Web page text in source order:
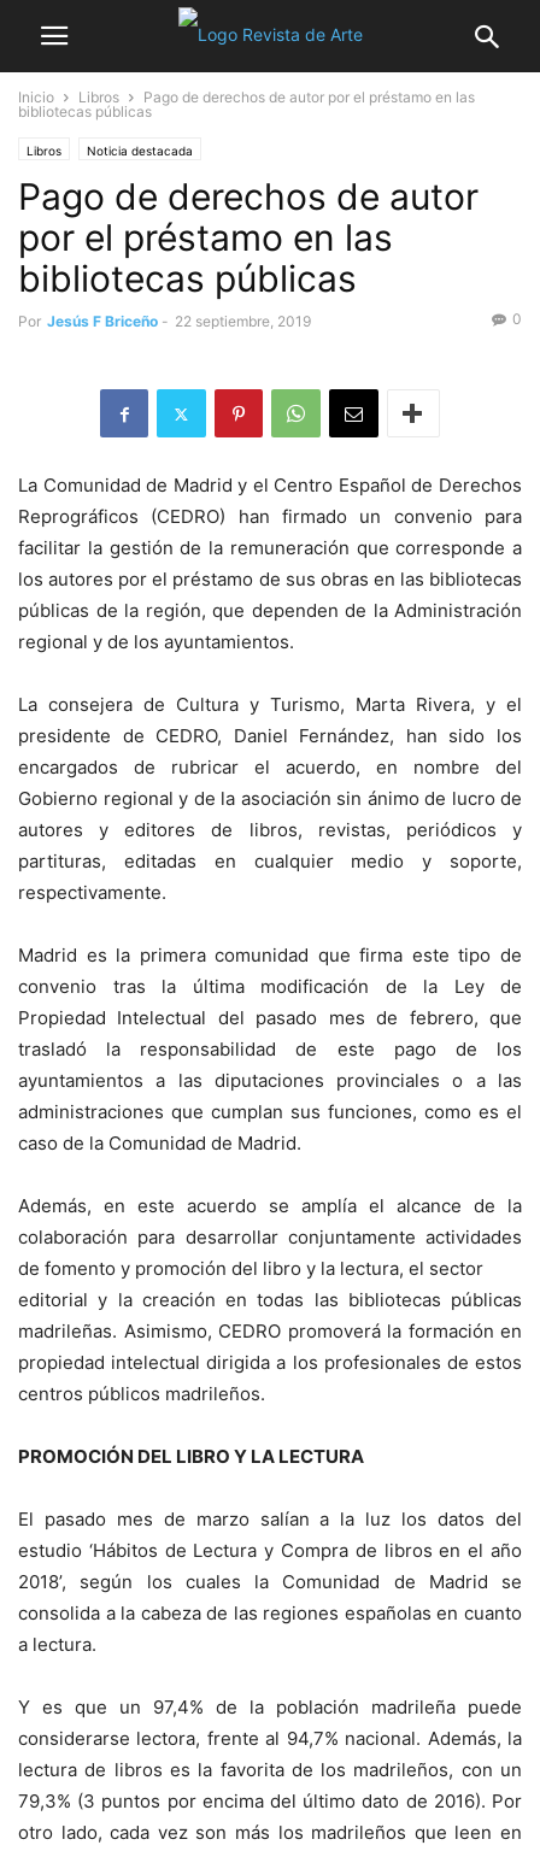
Inicio Libros
Pago de derechos de autor por el préstamo en las
bibliotecas públicas
Libros Noticia destacada
Pago de derechos de autor
por el préstamo en las
bibliotecas públicas
Por Jesús F Briceño - 22 septiembre, 2019 0
La Comunidad de Madrid y el Centro Español de Derechos
Reprográficos (CEDRO) han firmado un convenio para
facilitar la gestión de la remuneración que corresponde a
los autores por el préstamo de sus obras en las bibliotecas
públicas de la región, que dependen de la Administración
regional y de los ayuntamientos.
La consejera de Cultura y Turismo, Marta Rivera, y el
presidente de CEDRO, Daniel Fernández, han sido los
encargados de rubricar el acuerdo, en nombre del
Gobierno regional y de la asociación sin ánimo de lucro de
autores y editores de libros, revistas, periódicos y
partituras, editadas en cualquier medio y soporte,
respectivamente.
Madrid es la primera comunidad que firma este tipo de
convenio tras la última modificación de la Ley de
Propiedad Intelectual del pasado mes de febrero, que
trasladó la responsabilidad de este pago de los
ayuntamientos a las diputaciones provinciales o a las
administraciones que cumplan sus funciones, como es el
caso de la Comunidad de Madrid.
Además, en este acuerdo se amplía el alcance de la
colaboración para desarrollar conjuntamente actividades
de fomento y promoción del libro y la lectura, el sector
editorial y la creación en todas las bibliotecas públicas
madrileñas. Asimismo, CEDRO promoverá la formación en
propiedad intelectual dirigida a los profesionales de estos
centros públicos madrileños.
PROMOCIÓN DEL LIBRO Y LA LECTURA
El pasado mes de marzo salían a la luz los datos del
estudio ‘Hábitos de Lectura y Compra de libros en el año
2018’, según los cuales la Comunidad de Madrid se
consolida a la cabeza de las regiones españolas en cuanto
a lectura.
Y es que un 97,4% de la población madrileña puede
considerarse lectora, frente al 94,7% nacional. Además, la
lectura de libros es la favorita de los madrileños, con un
79,3% (3 puntos por encima del último dato de 2016). Por
otro lado, cada vez son más los madrileños que leen en